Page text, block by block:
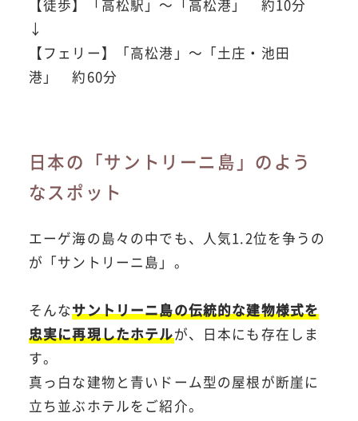
【徒歩】「高松駅」～「高松港」 約10分
↓
【フェリー】「高松港」～「土庄・池田
港」 約60分
日本の「サントリーニ島」のよう
なスポット
エーゲ海の島々の中でも、人気1.2位を争うの
が「サントリーニ島」。
そんなサントリーニ島の伝統的な建物様式を
忠実に再現したホテルが、日本にも存在しま
す。
真っ白な建物と青いドーム型の屋根が断崖に
立ち並ぶホテルをご紹介。